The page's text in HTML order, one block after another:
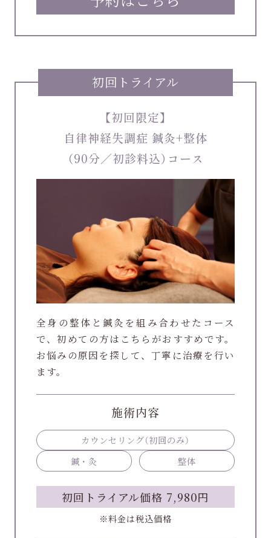
初回トライアル
【初回限定】
自律神経失調症 鍼灸+整体
（90分／初診料込）コース
初回トライアル価格 7,980円
※料金は税込価格
全身の整体と鍼灸を組み合わせたコース
で、初めての方はこちらがおすすめです。
お悩みの原因を探して、丁寧に治療を行い
ます。
施術内容
カウンセリング（初回のみ）
鍼・灸
整体